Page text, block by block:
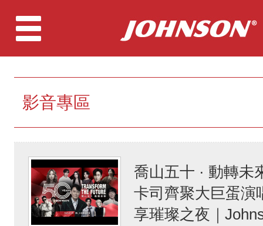
影音專區
喬山五十 · 動轉未
卡司齊聚大巨蛋演
享璀璨之夜｜